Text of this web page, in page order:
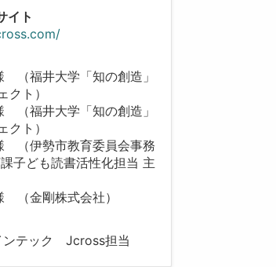
イト
（福井大学「知の創造」
クト）
（福井大学「知の創造」
クト）
（伊勢市教育委員会事務
子ども読書活性化担当 主
（金剛株式会社）
ンテック Jcross担当